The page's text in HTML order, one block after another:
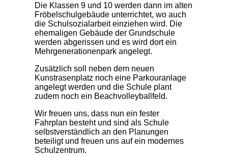
Die Klassen 9 und 10 werden dann im alten
Fröbelschulgebäude unterrichtet, wo auch
die Schulsozialarbeit einziehen wird. Die
ehemaligen Gebäude der Grundschule
werden abgerissen und es wird dort ein
Mehrgenerationenpark angelegt.
Zusätzlich soll neben dem neuen
Kunstrasenplatz noch eine Parkouranlage
angelegt werden und die Schule plant
zudem noch ein Beachvolleyballfeld.
Wir freuen uns, dass nun ein fester
Fahrplan besteht und sind als Schule
selbstverständlich an den Planungen
beteiligt und freuen uns auf ein modernes
Schulzentrum.